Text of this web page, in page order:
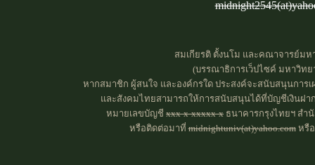
สมเกียรติ ตั้งนโม และคณาจารย์มห
(บรรณาธิการเว็ปไซค์ มหาวิทย
หากสมาชิก ผู้สนใจ และองค์กรใด ประสงค์จะสนับสนุนการ
และสังคมไทยสามารถให้การสนับสนุนได้ที่บัญชีเงินฝา
หมายเลขบัญชี xxx-x-xxxxx-x ธนาคารกรุงไทยฯ สำ
หรือติดต่อมาที่midnightuniv(at)yahoo.comหรื